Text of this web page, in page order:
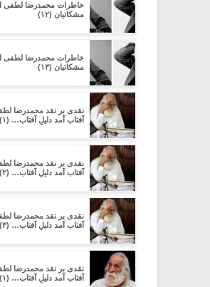
خاطرات محمدرضا لطفی
مشکاتیان (۱۲)
خاطرات محمدرضا لطفی
مشکاتیان (۱۳)
نقدی بر نقد محمدرضا
آفتاب آمد دلیلِ آفتاب… (۱)
نقدی بر نقد محمدرضا
آفتاب آمد دلیلِ آفتاب… (۲)
نقدی بر نقد محمدرضا
آفتاب آمد دلیلِ آفتاب… (۳)
نقدی بر نقد محمدرضا
آفتاب آمد دلیلِ آفتاب… (۱)